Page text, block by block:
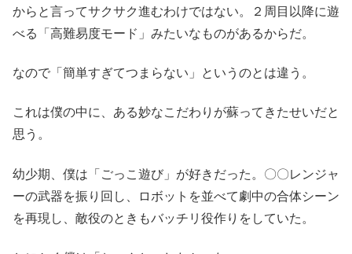
からと言ってサクサク進むわけではない。２周目以降に遊
べる「高難易度モード」みたいなものがあるからだ。
なので「簡単すぎてつまらない」というのとは違う。
これは僕の中に、ある妙なこだわりが蘇ってきたせいだと
思う。
幼少期、僕は「ごっこ遊び」が好きだった。〇〇レンジャ
ーの武器を振り回し、ロボットを並べて劇中の合体シーン
を再現し、敵役のときもバッチリ役作りをしていた。